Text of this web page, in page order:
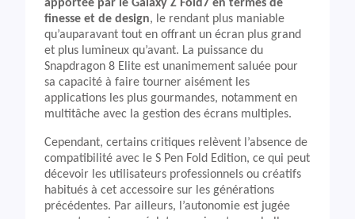
apportée par le Galaxy Z Fold7 en termes de
finesse et de design, le rendant plus maniable
qu’auparavant tout en offrant un écran plus grand
et plus lumineux qu’avant. La puissance du
Snapdragon 8 Elite est unanimement saluée pour
sa capacité à faire tourner aisément les
applications les plus gourmandes, notamment en
multitâche avec la gestion des écrans multiples.
Cependant, certains critiques relèvent l’absence de
compatibilité avec le S Pen Fold Edition, ce qui peut
décevoir les utilisateurs professionnels ou créatifs
habitués à cet accessoire sur les générations
précédentes. Par ailleurs, l’autonomie est jugée